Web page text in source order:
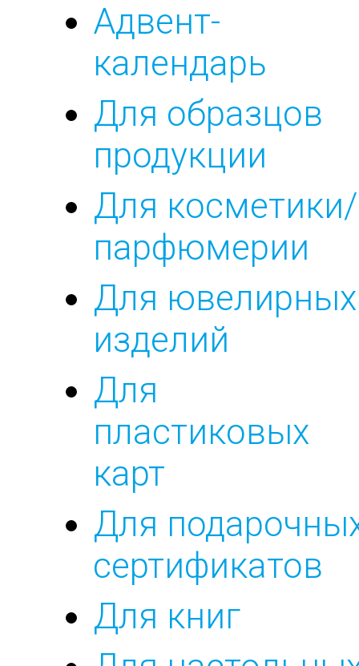
Адвент-
календарь
Для образцов
продукции
Для косметики/
парфюмерии
Для ювелирных
изделий
Для
пластиковых
карт
Для
сертификатов
Для книг